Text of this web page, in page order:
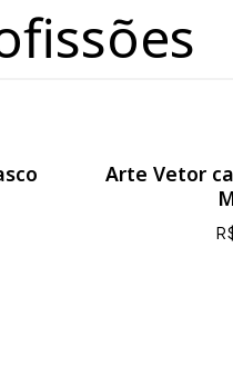
Arte Vetor